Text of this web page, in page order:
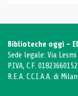
Biblioteche oggi -
Sede legale: Via
P.IVA, C.F. 01823660152
R.E.A. C.C.I.A.A. di